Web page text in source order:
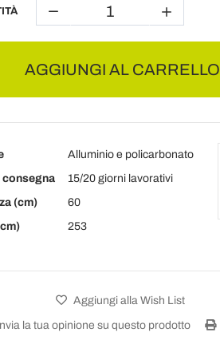
AGGIUNGI AL CARRELLO
Alluminio e policarbonato
consegna
15/20 giorni lavorativi
(cm)
60
253
Aggiungi alla Wish List
la tua opinione su questo prodotto